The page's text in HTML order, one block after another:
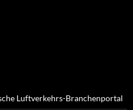
Luftverkehrs-Branchenportal